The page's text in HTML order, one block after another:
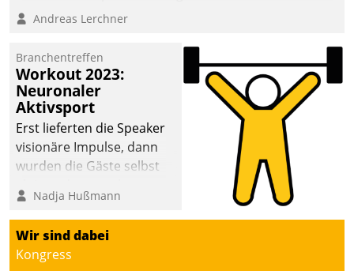
Andreas Lerchner
Branchentreffen
Workout 2023:
Neuronaler
Aktivsport
Erst lieferten die Speaker
visionäre Impulse, dann
wurden die Gäste selbst
methodisch
Vernetzungsideen fürs
Quartier. Dazwischen
zeigte Datatrain, was es
Nadja Hußmann
Wir sind dabei
Kongress